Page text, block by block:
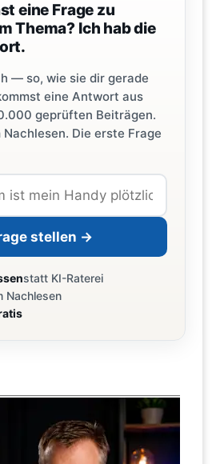
eine Frage zu
Thema? Ich hab die
— so, wie sie dir gerade
eine Antwort aus
geprüften Beiträgen.
Die erste Frage
stellen →
statt KI-Raterei
Nachlesen